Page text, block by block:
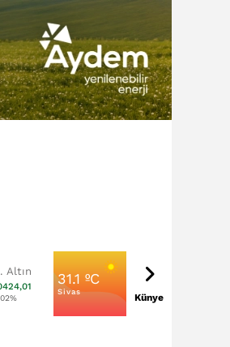
Altın 31.1 ºC
Sivas
Künye